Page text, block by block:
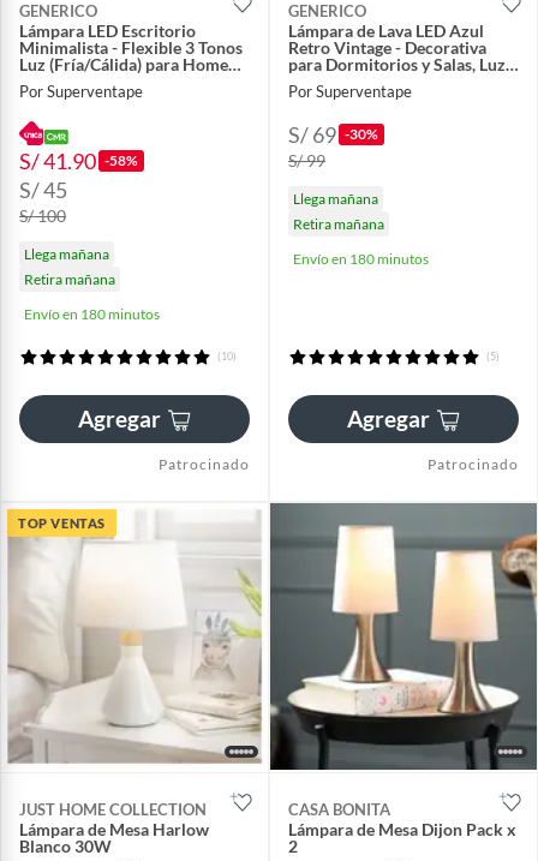
GENERICO
Lámpara LED Escritorio
Minimalista - Flexible 3 Tonos
Luz (Fría/Cálida) para Home
Office y Estudio
Por Superventape
S/ 41.90 -58%
S/ 45
S/ 100
Llega mañana
Retira mañana
Envío en 180 minutos
(10)
Agregar
Patrocinado
GENERICO
Lámpara de Lava LED Azul
Retro Vintage - Decorativa
para Dormitorios y Salas, Luz
Ambiental 35 cm
Por Superventape
S/ 69 -30%
S/ 99
Llega mañana
Retira mañana
Envío en 180 minutos
(5)
Agregar
Patrocinado
TOP VENTAS
JUST HOME COLLECTION
Lámpara de Mesa Harlow
Blanco 30W
CASA BONITA
Lámpara de Mesa Dijon Pack x
2